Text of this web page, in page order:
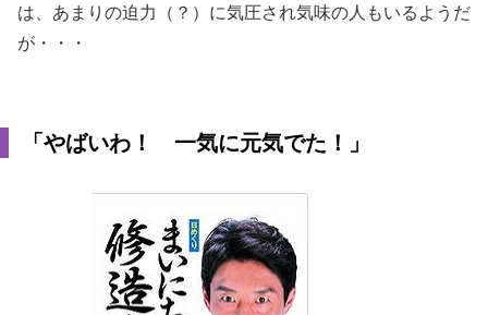
は、あまりの迫力（？）に気圧され気味の人もいるようだ
が・・・
「やばいわ！ 一気に元気でた！」